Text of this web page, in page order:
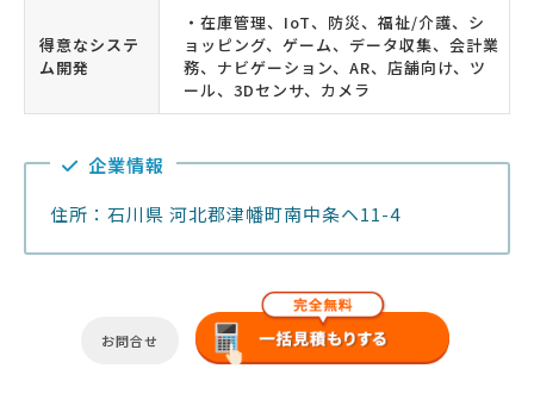
得意なシステ
ム開発
・在庫管理、IoT、防災、福祉/介護、シ
ョッピング、ゲーム、データ収集、会計業
務、ナビゲーション、AR、店舗向け、ツ
ール、3Dセンサ、カメラ
企業情報
住所：石川県 河北郡津幡町南中条ヘ11-4
お問合せ